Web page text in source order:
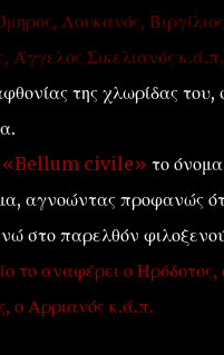
Λουκανός,
Άγγελος Σικελιανός
της χλωρίδας
«Bellum civile» το
αγνοώντας προφανώς
στο παρελθόν
το αναφέρει ο Ηρόδοτος,
ο Αρριανός κ.ά.π.